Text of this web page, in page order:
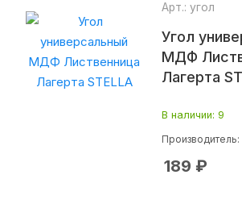
Угол
МДФ
Лагерта
Арт.: угол
В наличии: 9
Производитель:
189 ₽